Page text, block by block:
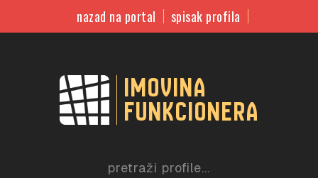
spisak profila
nazad na portal
imovina
funkcionera